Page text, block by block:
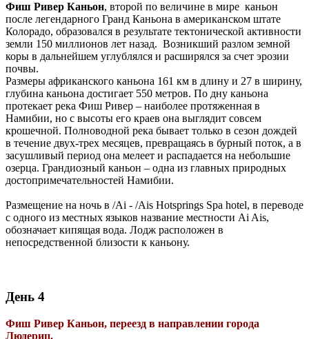
Фиш Ривер Каньон, второй по величине в мире каньон
после легендарного Гранд Каньона в американском штате
Колорадо, образовался в результате тектонической активности
земли 150 миллионов лет назад. Возникший разлом земной
коры в дальнейшем углублялся и расширялся за счет эрозии
почвы.
Размеры африканского каньона 161 км в длину и 27 в ширину,
глубина каньона достигает 550 метров. По дну каньона
протекает река Фиш Ривер – наиболее протяженная в
Намибии, но с высоты его краев она выглядит совсем
крошечной. Полноводной река бывает только в сезон дождей
в течение двух-трех месяцев, превращаясь в бурный поток, а в
засушливый период она мелеет и распадается на небольшие
озерца. Грандиозный каньон – одна из главных природных
достопримечательностей Намибии.
Размещение на ночь в /Ai - /Ais Hotsprings Spa hotel, в переводе
с одного из местных языков название местности Ai Ais,
обозначает кипящая вода. Лодж расположен в
непосредственной близости к каньону.
День 4
Фиш Ривер Каньон, переезд в направлении города
Людериц.